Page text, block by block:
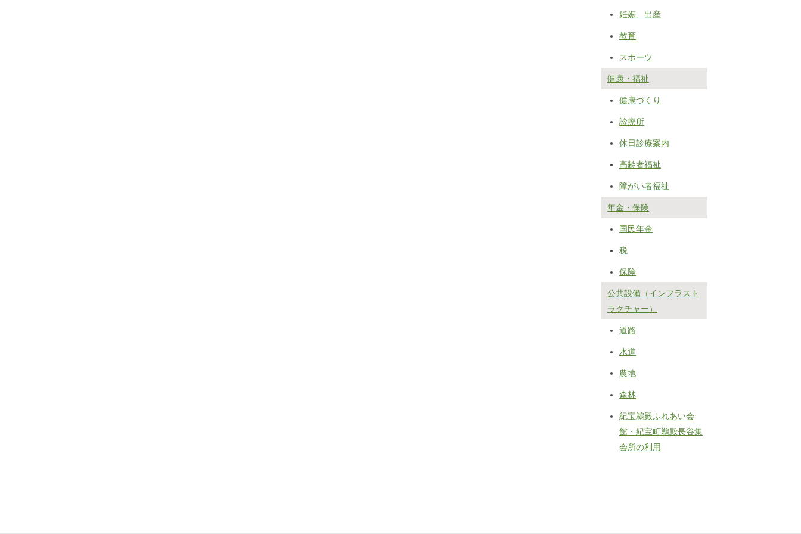
妊娠、出産
教育
スポーツ
健康・福祉
健康づくり
診療所
休日診療案内
高齢者福祉
障がい者福祉
年金・保険
国民年金
税
保険
公共設備（インフラスト
ラクチャー）
道路
水道
農地
森林
紀宝鵜殿ふれあい会
館・紀宝町鵜殿長谷集
会所の利用